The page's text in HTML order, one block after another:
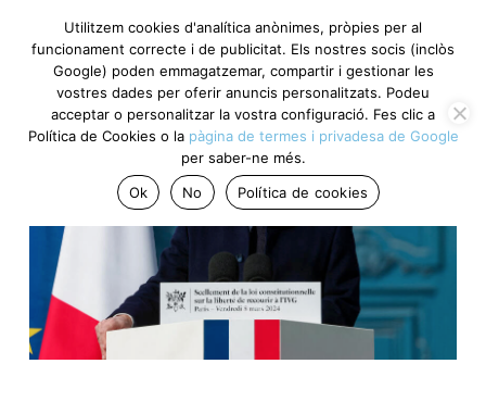
Utilitzem cookies d'analítica anònimes, pròpies per al
funcionament correcte i de publicitat. Els nostres socis (inclòs
Google) poden emmagatzemar, compartir i gestionar les
vostres dades per oferir anuncis personalitzats. Podeu
acceptar o personalitzar la vostra configuració. Fes clic a
Política de Cookies o la pàgina de termes i privadesa de Google
per saber-ne més.
Ok
No Política de cookies